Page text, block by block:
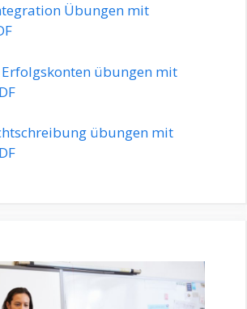
Übungen mit
übungen mit
übungen mit